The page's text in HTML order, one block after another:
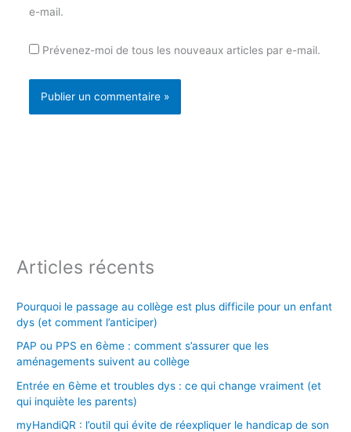
e-mail.
Prévenez-moi de tous les nouveaux articles par e-mail.
Articles récents
Pourquoi le passage au collège est plus difficile pour un enfant
dys (et comment l’anticiper)
PAP ou PPS en 6ème : comment s’assurer que les
aménagements suivent au collège
Entrée en 6ème et troubles dys : ce qui change vraiment (et
qui inquiète les parents)
myHandiQR : l’outil qui évite de réexpliquer le handicap de son